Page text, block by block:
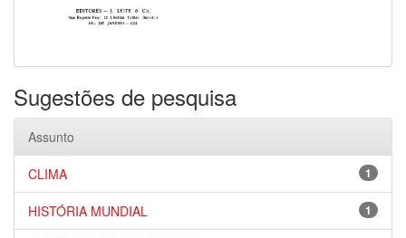
Sugestões de pesquisa
Assunto
1
CLIMA
1
HISTÓRIA MUNDIAL